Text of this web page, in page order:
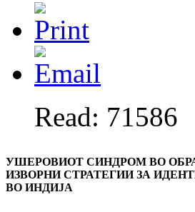
Read: 71586
УШЕРОВИОТ СИНДРОМ ВО ОБ
ИЗВОРНИСТРАТЕГИИЗА
ВО ИНДИЈА